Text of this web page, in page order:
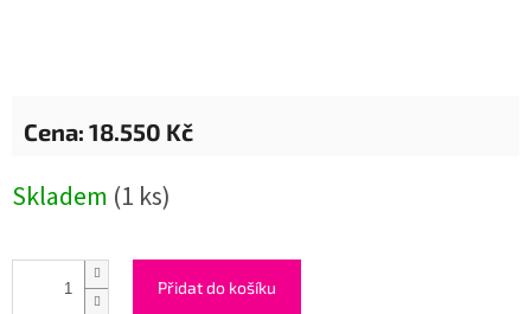
18.550 Kč
cena:
Skladem (1 ks)
Přidat do košíku